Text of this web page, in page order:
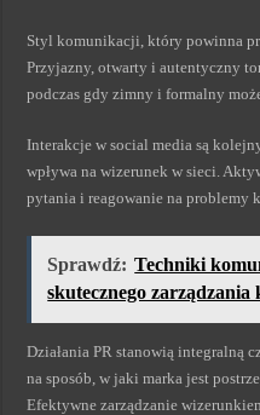
Styl komunikacji, który powinna
Przyjazny, otwarty i autentyczny
podczas gdy zimny i formalny
Interakcje w social media są
wpływa na wizerunek w sieci.
pytania i reagowanie na
Sprawdź: Techniki
skutecznego zarządzania
Działania PR stanowią integralną
na sposób, w jaki marka jest
Efektywne zarządzanie